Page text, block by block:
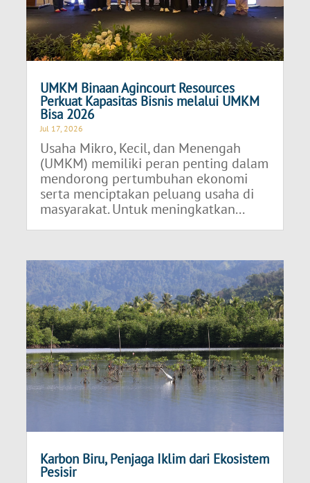
UMKM Binaan Agincourt Resources
Perkuat Kapasitas Bisnis melalui UMKM
Bisa 2026
Jul 17, 2026
Usaha Mikro, Kecil, dan Menengah
(UMKM) memiliki peran penting dalam
mendorong pertumbuhan ekonomi
serta menciptakan peluang usaha di
masyarakat. Untuk meningkatkan...
Karbon Biru, Penjaga Iklim dari Ekosistem
Pesisir